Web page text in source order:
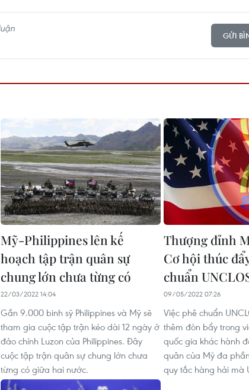
GỬI
Mỹ-Philippines lên kế
hoạch tập trận quân sự
chung lớn chưa từng có
22/03/2022 14:04
Gần 9.000 binh sỹ Philippines và Mỹ sẽ
tham gia cuộc tập trận kéo dài 12 ngày ở
đảo chính Luzon của Philippines. Đây
cuộc tập trận quân sự chung lớn chưa
từng có giữa hai nước.
Thượng đỉnh
Cơ hội thúc
chuẩn
09/05/2022 07:26
Việc phê chuẩn
thêm đòn bẩy trong
quốc gia khác hành
quân của Mỹ đa
quy tắc hàng hải mà